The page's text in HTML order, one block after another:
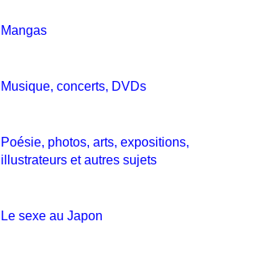
Mangas
Musique, concerts, DVDs
Poésie, photos, arts, expositions,
illustrateurs et autres sujets
Le sexe au Japon